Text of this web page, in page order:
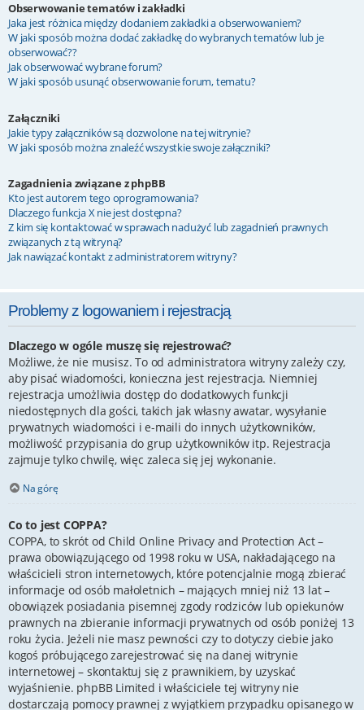
Obserwowanie tematów i zakładki
Jaka jest różnica między dodaniem zakładki a obserwowaniem?
W jaki sposób można dodać zakładkę do wybranych tematów lub je
obserwować??
Jak obserwować wybrane forum?
W jaki sposób usunąć obserwowanie forum, tematu?
Załączniki
Jakie typy załączników są dozwolone na tej witrynie?
W jaki sposób można znaleźć wszystkie swoje załączniki?
Zagadnienia związane z phpBB
Kto jest autorem tego oprogramowania?
Dlaczego funkcja X nie jest dostępna?
Z kim się kontaktować w sprawach nadużyć lub zagadnień prawnych
związanych z tą witryną?
Jak nawiązać kontakt z administratorem witryny?
Problemy z logowaniem i rejestracją
Dlaczego w ogóle muszę się rejestrować?
Możliwe, że nie musisz. To od administratora witryny zależy czy,
aby pisać wiadomości, konieczna jest rejestracja. Niemniej
rejestracja umożliwia dostęp do dodatkowych funkcji
niedostępnych dla gości, takich jak własny awatar, wysyłanie
prywatnych wiadomości i e-maili do innych użytkowników,
możliwość przypisania do grup użytkowników itp. Rejestracja
zajmuje tylko chwilę, więc zaleca się jej wykonanie.
Na górę
Co to jest COPPA?
COPPA, to skrót od Child Online Privacy and Protection Act –
prawa obowiązującego od 1998 roku w USA, nakładającego na
właścicieli stron internetowych, które potencjalnie mogą zbierać
informacje od osób małoletnich – mających mniej niż 13 lat –
obowiązek posiadania pisemnej zgody rodziców lub opiekunów
prawnych na zbieranie informacji prywatnych od osób poniżej 13
roku życia. Jeżeli nie masz pewności czy to dotyczy ciebie jako
kogoś próbującego zarejestrować się na danej witrynie
internetowej – skontaktuj się z prawnikiem, by uzyskać
wyjaśnienie. phpBB Limited i właściciele tej witryny nie
dostarczają pomocy prawnej z wyjątkiem przypadku opisanego w